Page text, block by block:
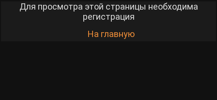
Для просмотра этой страницы необходима
регистрация
На главную